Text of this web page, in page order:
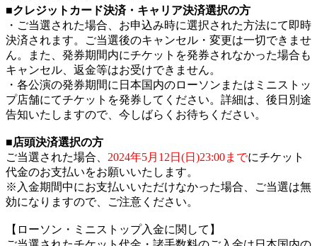
■クレジットカード決済・キャリア決済選択の方
・ご当選された場合、お申込み時に選択された方法にて即時
決済されます。ご当選後のキャンセル・変更は一切できませ
ん。また、発券期間内にチケットを発券されなかった場合も
キャンセル、返金等はお受けできません。
・各公演の発券期間に日本国内のローソンまたはミニストッ
プ店舗にてチケットを発券してください。詳細は、後日別途
告知いたしますので、今しばらくお待ちください。
■店頭決済選択の方
ご当選された場合、 2024年5月12日(日)23:00までにチケット
代金のお支払いをお願いいたします。
※入金期間中にお支払いいただけなかった場合、ご当選は無
効になりますので、ご注意ください。
【ローソン・ミニストップ入金に関して】